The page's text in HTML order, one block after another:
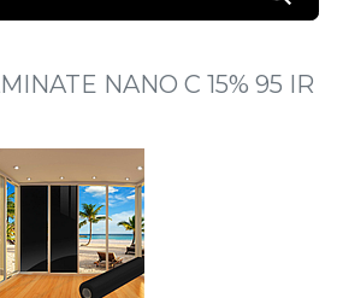
NANO C 15% 95 IR